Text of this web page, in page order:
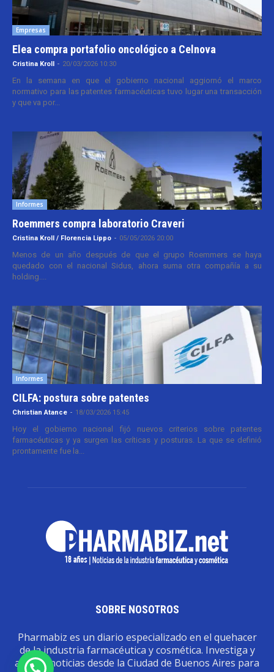
Empresas
Elea compra portafolio oncológico a Celnova
Cristina Kroll - 20/03/2026 10:30
En la semana en que el gobierno nacional aggiornó el marco
normativo para las patentes farmacéuticas tuvo lugar una transacción
y que va por...
Informes
Roemmers compra laboratorio Craveri
Cristina Kroll / Florencia Lippo - 05/05/2026 20:00
Menos de un año después de que el grupo Roemmers se haya
quedado con el nacional Sidus, ahora suma otra compañía a su
holding....
Informes
CILFA: postura sobre patentes
Christian Atance - 18/03/2026 15:45
Hoy el gobierno nacional fijó nuevos criterios sobre patentes
farmacéuticas y ya surgen las críticas y posturas. La que se definió
prontamente fue la...
SOBRE NOSOTROS
Pharmabiz es un diario especializado en el quehacer
de la industria farmacéutica y cosmética. Investiga y
analiza noticias desde la Ciudad de Buenos Aires para